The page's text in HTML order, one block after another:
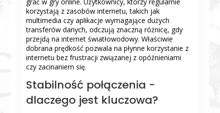
grać w gry online. Użytkownicy, którzy regularnie
korzystają z zasobów internetu, takich jak
multimedia czy aplikacje wymagające dużych
transferów danych, odczują znaczną różnicę, gdy
przejdą na internet światłowodowy. Właściwie
dobrana prędkość pozwala na płynne korzystanie z
internetu bez frustracji związanej z opóźnieniami
czy zacinaniem się.
Stabilność połączenia -
dlaczego jest kluczowa?